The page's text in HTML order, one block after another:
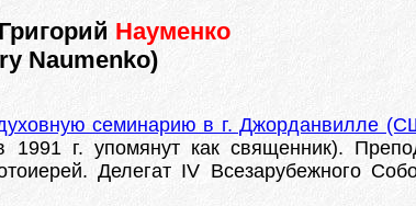
Науменко
Naumenko)
семинарию в г. Джорданвилле
г. упомянут как священник).
Делегат IV Всезарубежного